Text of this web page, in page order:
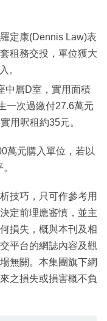
定康(Dennis Law)表
租務交投，單位獲大
。
中層D室，實用面積
一次過繳付27.6萬元
用呎租約35元。
萬元購入單位，若以
技巧，只可作參考用
定前理應審慎，並主
損失，概與本刊及相
平台的網誌內容及觀
無關。本集團旗下網
之損失或損害概不負